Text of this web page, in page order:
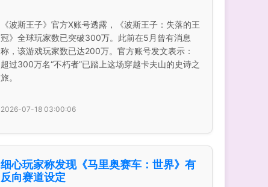
《波斯王子》官方X账号透露，《波斯王子：失落的王
冠》全球玩家数已突破300万。此前在5月曾有消息
称，该游戏玩家数已达200万。官方账号发文表示：
超过300万名“不朽者”已踏上这场穿越卡夫山的史诗之
旅。
2026-07-18 03:00:06
细心玩家称发现《马里奥赛车：世界》有
反向赛道设定